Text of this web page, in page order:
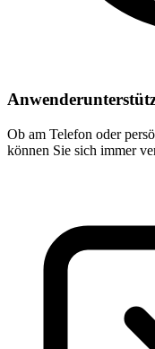
Ob am Telefon oder
können Sie sich immer